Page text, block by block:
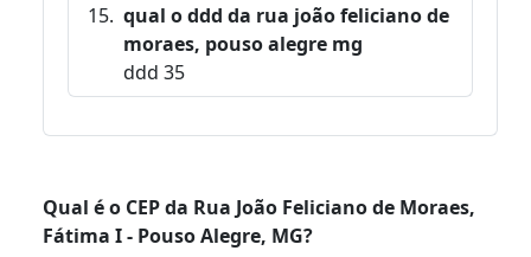
qual o ddd da rua joão feliciano de
moraes, pouso alegre mg
ddd 35
Qual é o CEP da Rua João Feliciano de Moraes,
Fátima I - Pouso Alegre, MG?